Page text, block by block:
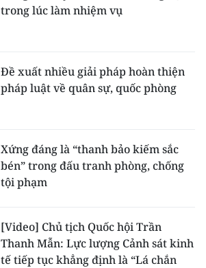
trong lúc làm nhiệm vụ
Đề xuất nhiều giải pháp hoàn thiện
pháp luật về quân sự, quốc phòng
Xứng đáng là “thanh bảo kiếm sắc
bén” trong đấu tranh phòng, chống
tội phạm
[Video] Chủ tịch Quốc hội Trần
Thanh Mẫn: Lực lượng Cảnh sát kinh
tế tiếp tục khẳng định là “Lá chắn